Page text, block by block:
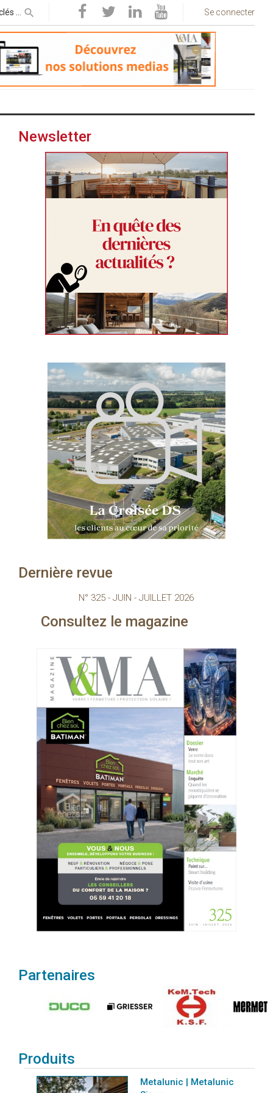
Se connecter
Newsletter
Dernière revue
N° 325 - JUIN - JUILLET 2026
le magazine
Partenaires
Produits
Metalunic | Metalunic